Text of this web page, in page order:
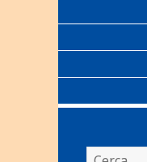
Ricerca